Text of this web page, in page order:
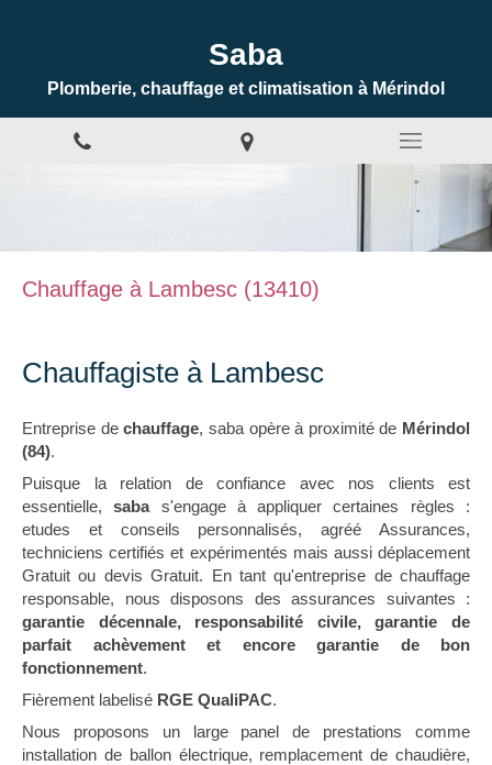
Saba
Plomberie, chauffage et climatisation à Mérindol
Chauffage à Lambesc (13410)
Chauffagiste à Lambesc
Entreprise dechauffage, saba opère à proximité de Mérindol
(84).
Puisque la relation de confiance avec nos clients est
essentielle,sabas'engage à appliquer certaines règles :
etudes et conseils personnalisés, agréé Assurances,
techniciens certifiés et expérimentés mais aussi déplacement
Gratuit ou devis Gratuit. En tant qu'entreprise de chauffage
responsable, nous disposons des assurances suivantes :
garantie décennale, responsabilité civile, garantie de
parfait achèvement et encore garantie de bon
fonctionnement.
Fièrement labelisé RGE QualiPAC.
Nous proposons un large panel de prestations comme
installation de ballon électrique, remplacement de chaudière,